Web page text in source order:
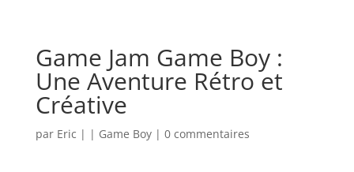
Game Jam Game Boy :
Une Aventure Rétro et
Créative
par Eric | | Game Boy| 0 commentaires